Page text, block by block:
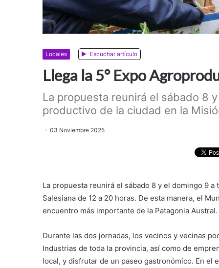
Locales Escuchar artículo
Llega la 5° Expo
La propuesta reunirá el sábado 8
productivo de la ciudad en la
03 Noviembre 2025
La propuesta reunirá el sábado 8 y el domingo 9
Salesiana de 12 a 20 horas. De esta manera, el
encuentro más importante de la Patagonia Austral.
Durante las dos jornadas, los vecinos y vecinas
Industrias de toda la provincia, así como de
local, y disfrutar de un paseo gastronómico. En